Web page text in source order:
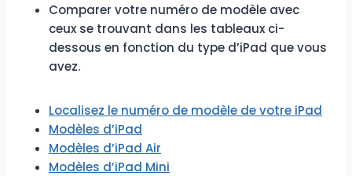
Comparer votre numéro de modèle avec
ceux se trouvant dans les tableaux ci-
dessous en fonction du type d’iPad que vous
avez.
Localisez le numéro de modèle de votre iPad
Modèles d’iPad
Modèles d’iPad Air
Modèles d’iPad Mini